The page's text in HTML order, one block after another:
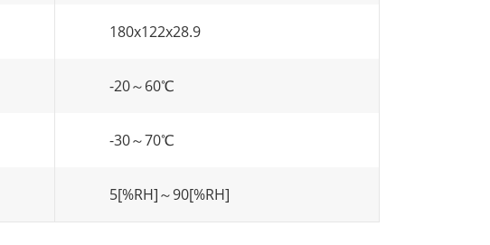
180x122x28.9
-20～60℃
-30～70℃
5[%RH]～90[%RH]